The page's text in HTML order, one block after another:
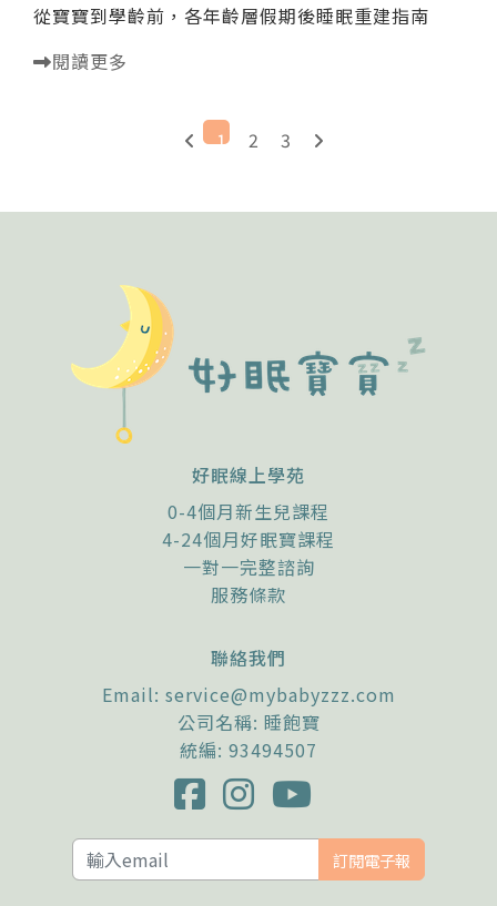
從寶寶到學齡前，各年齡層假期後睡眠重建指南
閱讀更多
1 2 3
好眠線上學苑
0-4個月新生兒課程
4-24個月好眠寶課程
一對一完整諮詢
服務條款
聯絡我們
Email: service@mybabyzzz.com
公司名稱: 睡飽寶
統編: 93494507
訂閱電子報